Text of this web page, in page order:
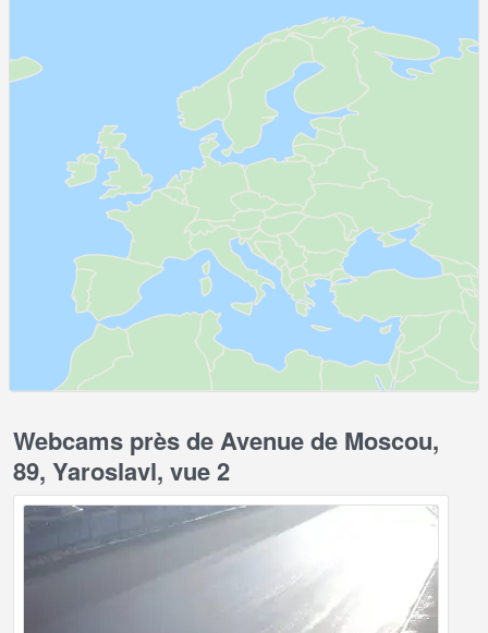
Webcams près de Avenue de Moscou,
89, Yaroslavl, vue 2